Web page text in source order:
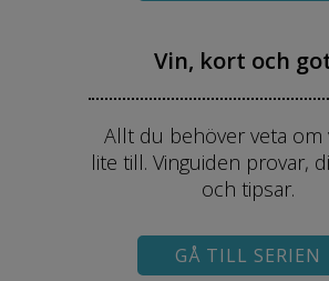
Vin, kort och
Allt du behöver veta om
lite till. Vinguiden provar,
och tipsar.
GÅ TILL SERIEN